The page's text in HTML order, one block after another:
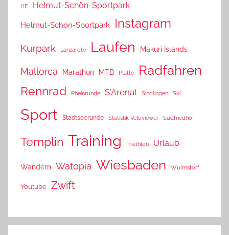
HE Helmut-Schön-Sportpark
Helmut-Schön-Sportpark Instagram
Kurpark Lanzarote Laufen Makuri Islands
Mallorca Marathon MTB Platte Radfahren
Rennrad Rheinrunde S'Arenal Sindlingen Ski
Sport Stadtseerunde Statistik Veloviewer Südfriedhof
Templin Training Triathlon Urlaub
Wandern Watopia Wiesbaden Wulmstorf
Youtube Zwift